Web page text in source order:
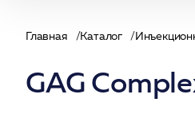
Главная Каталог
GAG